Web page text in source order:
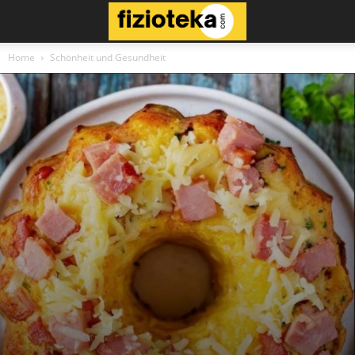
Home Schönheit und Gesundheit